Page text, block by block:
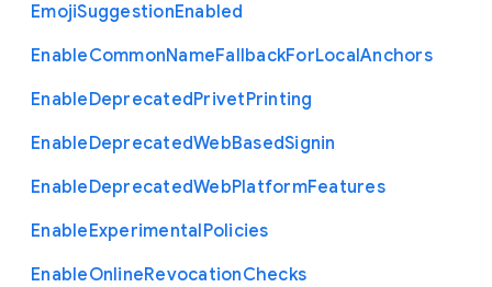
EmojiSuggestionEnabled
EnableCommonNameFallbackForLocalAnchors
EnableDeprecatedPrivetPrinting
EnableDeprecatedWebBasedSignin
EnableDeprecatedWebPlatformFeatures
EnableExperimentalPolicies
EnableOnlineRevocationChecks